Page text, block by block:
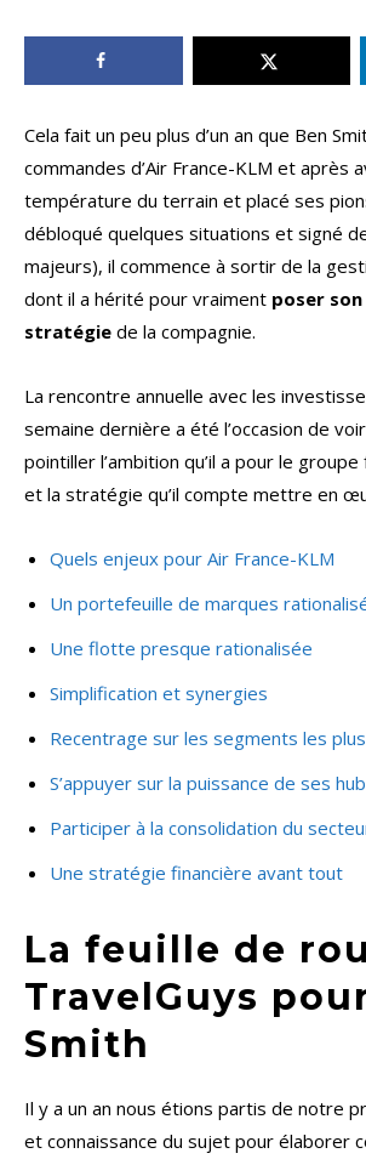
Cela fait un peu plus d’un an que Ben
commandes d’Air France-KLM et après
température du terrain et placé ses
débloqué quelques situations et signé
majeurs), il commence à sortir de la
dont il a hérité pour vraiment poser
stratégie de la compagnie.
La rencontre annuelle avec les
semaine dernière a été l’occasion de
pointiller l’ambition qu’il a pour le
et la stratégie qu’il compte mettre en
Quels enjeux pour Air France-KLM
Un portefeuille de marques
Une flotte presque rationalisée
Simplification et synergies
Recentrage sur les segments les
S’appuyer sur la puissance de ses
Participer à la consolidation du
Une stratégie financière avant tout
La feuille de
TravelGuys
Smith
Il y a un an nous étions partis de notre
et connaissance du sujet pour élaborer